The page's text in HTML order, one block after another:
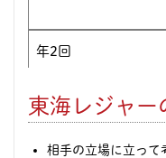
年2回
東海レジャー
相手の立場に立って